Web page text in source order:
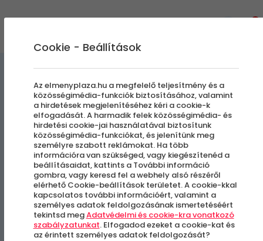
UV Buborékfoci | UV Festék
nélkül
Budapest, XVIII. kerület
Cookie - Beállítások
Az elmenyplaza.hu a megfelelő teljesítmény és a
közösségimédia-funkciók biztosításához, valamint
a hirdetések megjelenítéséhez kéri a cookie-k
elfogadását. A harmadik felek közösségimédia- és
hirdetési cookie-jai használatával biztosítunk
közösségimédia-funkciókat, és jelenítünk meg
személyre szabott reklámokat. Ha több
információra van szükséged, vagy kiegészítenéd a
beállításaidat, kattints a További információ
gombra, vagy keresd fel a webhely alsó részéről
elérhető Cookie-beállítások területet. A cookie-kkal
kapcsolatos további információért, valamint a
személyes adatok feldolgozásának ismertetéséért
tekintsd megAdatvédelmi és cookie-kra vonatkozó
szabályzatunkat. Elfogadod ezeket a cookie-kat és
az érintett személyes adatok feldolgozását?